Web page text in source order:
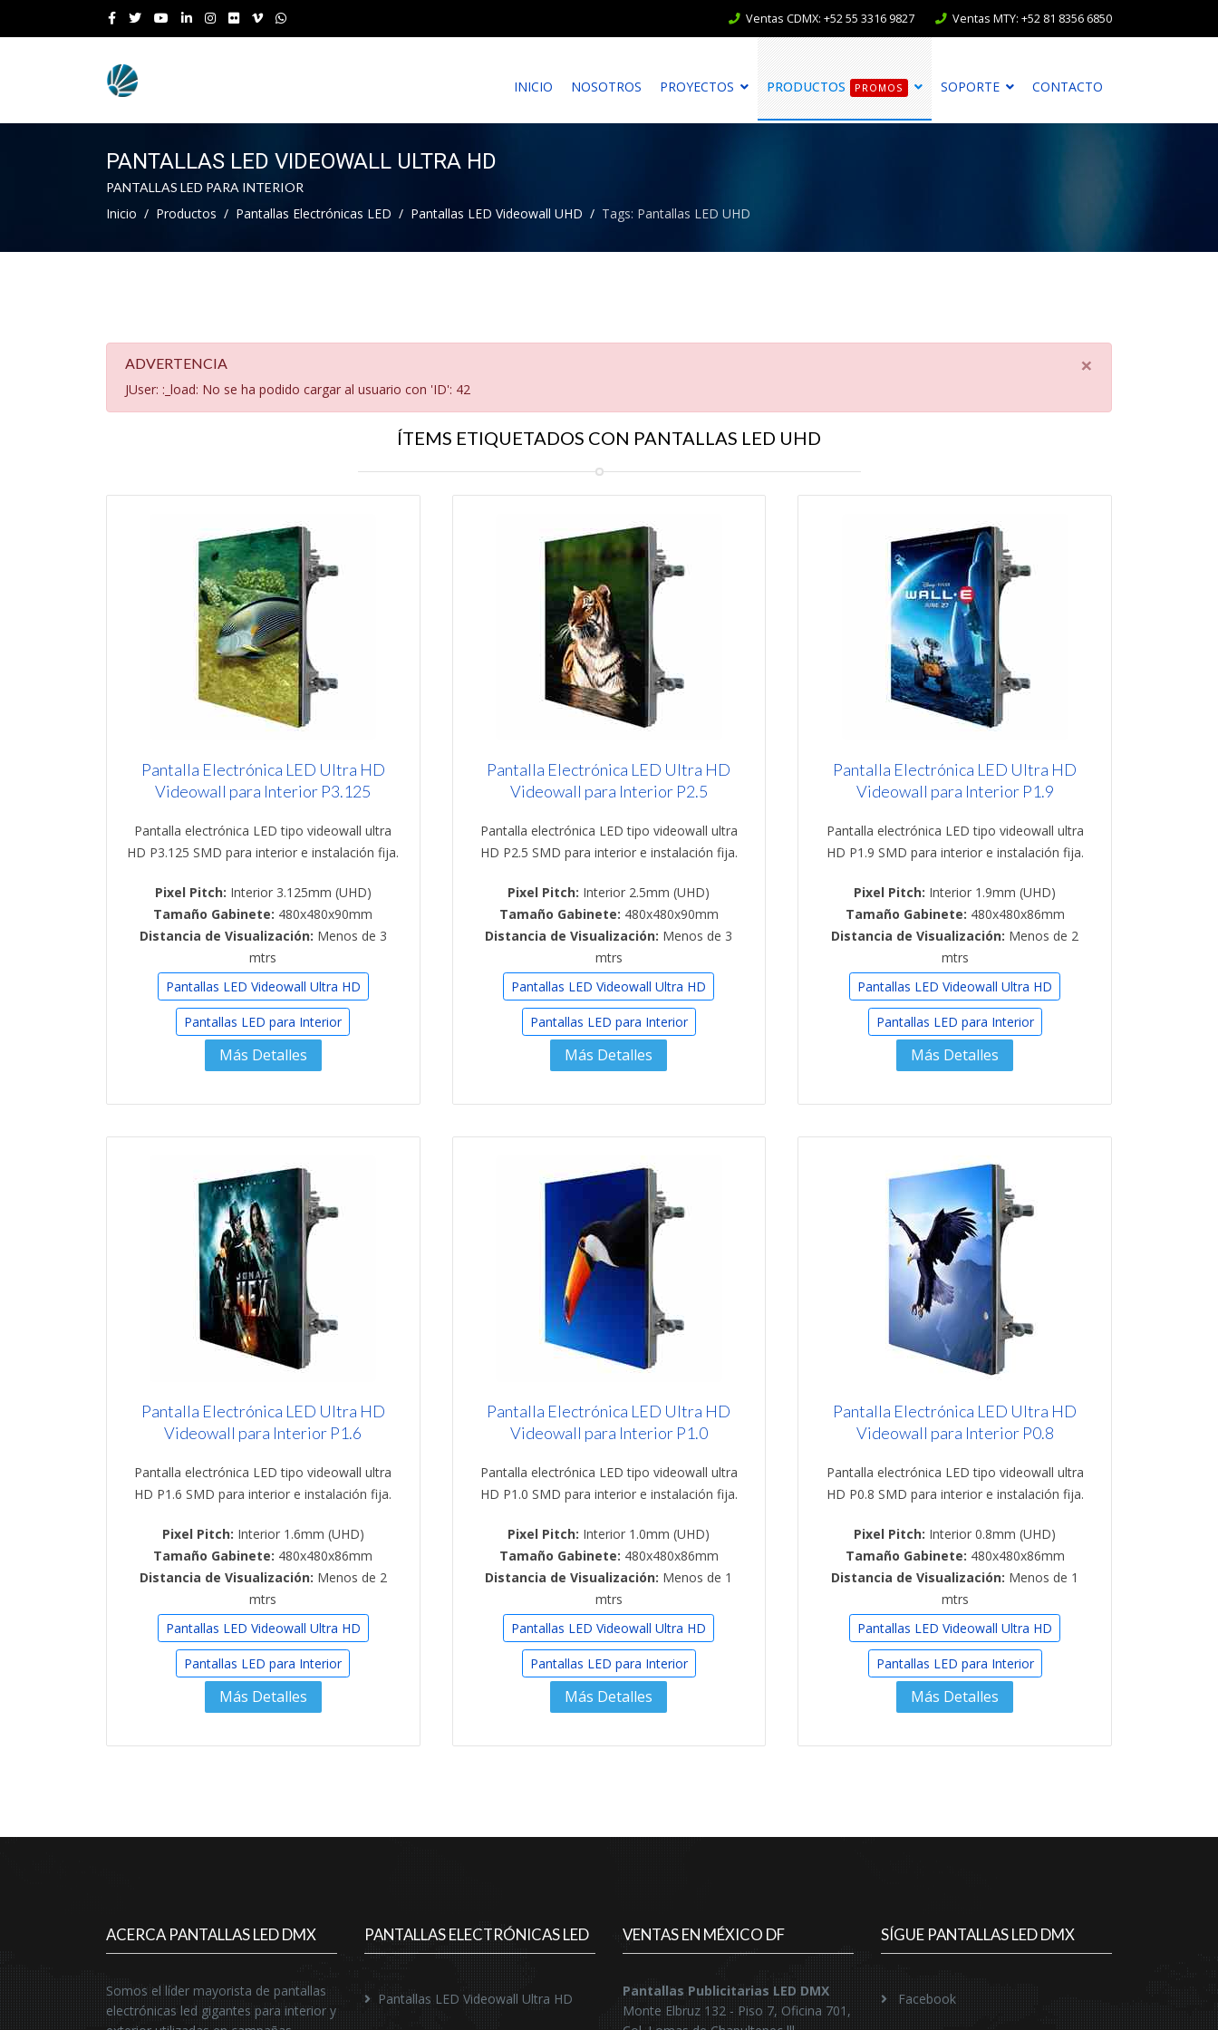
Ventas CDMX: +52 55 3316 9827 Ventas MTY: +52 81 8356 6850
INICIO NOSOTROS PROYECTOS PRODUCTOS PROMOS SOPORTE CONTACTO
PANTALLAS LED VIDEOWALL ULTRA HD
PANTALLAS LED PARA INTERIOR
Inicio Productos Pantallas Electrónicas LED Pantallas LED Videowall UHD Tags: Pantallas LED UHD
×
ADVERTENCIA
JUser: :_load: No se ha podido cargar al usuario con 'ID': 42
ÍTEMS ETIQUETADOS CON PANTALLAS LED UHD
Pantalla Electrónica LED Ultra HD
Videowall para Interior P3.125
Pantalla electrónica LED tipo videowall ultra
HD P3.125 SMD para interior e instalación fija.
Pixel Pitch: Interior 3.125mm (UHD)
Tamaño Gabinete: 480x480x90mm
Distancia de Visualización: Menos de 3
mtrs
Pantallas LED Videowall Ultra HD
Pantallas LED para Interior
Más Detalles
Pantalla Electrónica LED Ultra HD
Videowall para Interior P2.5
Pantalla electrónica LED tipo videowall ultra
HD P2.5 SMD para interior e instalación fija.
Pixel Pitch: Interior 2.5mm (UHD)
Tamaño Gabinete: 480x480x90mm
Distancia de Visualización: Menos de 3
mtrs
Pantallas LED Videowall Ultra HD
Pantallas LED para Interior
Más Detalles
Pantalla Electrónica LED Ultra HD
Videowall para Interior P1.9
Pantalla electrónica LED tipo videowall ultra
HD P1.9 SMD para interior e instalación fija.
Pixel Pitch: Interior 1.9mm (UHD)
Tamaño Gabinete: 480x480x86mm
Distancia de Visualización: Menos de 2
mtrs
Pantallas LED Videowall Ultra HD
Pantallas LED para Interior
Más Detalles
Pantalla Electrónica LED Ultra HD
Videowall para Interior P1.6
Pantalla electrónica LED tipo videowall ultra
HD P1.6 SMD para interior e instalación fija.
Pixel Pitch: Interior 1.6mm (UHD)
Tamaño Gabinete: 480x480x86mm
Distancia de Visualización: Menos de 2
mtrs
Pantallas LED Videowall Ultra HD
Pantallas LED para Interior
Más Detalles
Pantalla Electrónica LED Ultra HD
Videowall para Interior P1.0
Pantalla electrónica LED tipo videowall ultra
HD P1.0 SMD para interior e instalación fija.
Pixel Pitch: Interior 1.0mm (UHD)
Tamaño Gabinete: 480x480x86mm
Distancia de Visualización: Menos de 1
mtrs
Pantallas LED Videowall Ultra HD
Pantallas LED para Interior
Más Detalles
Pantalla Electrónica LED Ultra HD
Videowall para Interior P0.8
Pantalla electrónica LED tipo videowall ultra
HD P0.8 SMD para interior e instalación fija.
Pixel Pitch: Interior 0.8mm (UHD)
Tamaño Gabinete: 480x480x86mm
Distancia de Visualización: Menos de 1
mtrs
Pantallas LED Videowall Ultra HD
Pantallas LED para Interior
Más Detalles
ACERCA PANTALLAS LED DMX
Somos el líder mayorista de pantallas
electrónicas led gigantes para interior y
PANTALLAS ELECTRÓNICAS LED
Pantallas LED Videowall Ultra HD
VENTAS EN MÉXICO DF
Pantallas Publicitarias LED DMX
Monte Elbruz 132 - Piso 7, Oficina 701,
SÍGUE PANTALLAS LED DMX
Facebook